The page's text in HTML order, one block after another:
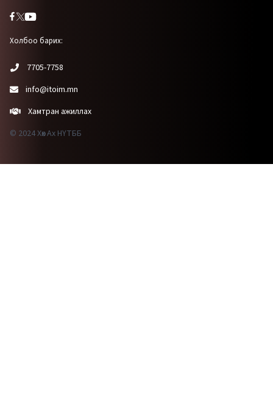
Холбоо барих:
7705-7758
info@itoim.mn
Хамтран ажиллах
© 2024 Хөх Ах НҮТББ